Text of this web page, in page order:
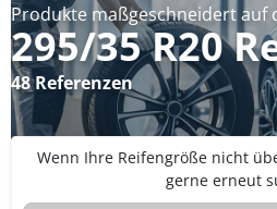
Produkte maßgeschneidert auf
295/35 R20
48 Referenzen
Wenn Ihre Reifengröße nicht
gerne erneut